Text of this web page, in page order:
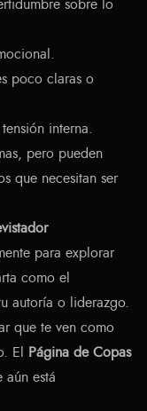
sobre lo
poco claras o
interna.
pero pueden
que necesitan ser
para explorar
como el
autoría o liderazgo.
que te ven como
El
Página de Copas
está